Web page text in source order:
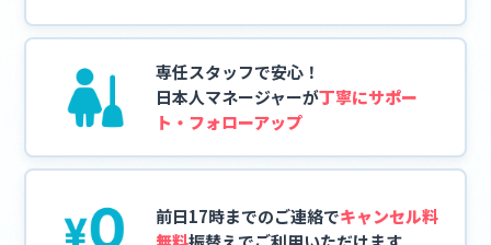
専任スタッフで安心！
日本人マネージャーが丁寧にサポー
ト・フォローアップ
前日17時までのご連絡でキャンセル料